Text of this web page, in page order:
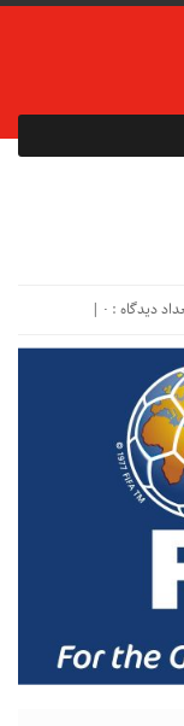
۰ |